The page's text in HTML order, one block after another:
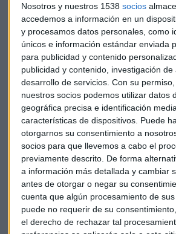
Nosotros y nuestros 1538 socios
accedemos a información en un
y procesamos datos personales, como
únicos e información estándar enviada
para publicidad y contenido
publicidad y contenido, investigación de
desarrollo de servicios. Con su
nuestros socios podemos utilizar datos
geográfica precisa e identificación
características de dispositivos. Puede
otorgarnos su consentimiento a
socios para que llevemos a cabo el
previamente descrito. De forma
a información más detallada y cambiar
antes de otorgar o negar su
cuenta que algún procesamiento de
puede no requerir de su
el derecho de rechazar tal
Sin embargo, la factura de la obra
cifras. El conjunto presidido por
financiación para la remodelación
Bernabéu por un importe total de 575
a un plazo de 30 años, con un
garantías hipotecarias.
Un acuerdo que obligará al Real Madrid
anual de 29,5 millones de euros
2023 hasta el 30 de julio de 2049.
Una financiación que ha sido
y Bank of America Merrill Lynch
Banco Santander y de Société Générale.
Resultados